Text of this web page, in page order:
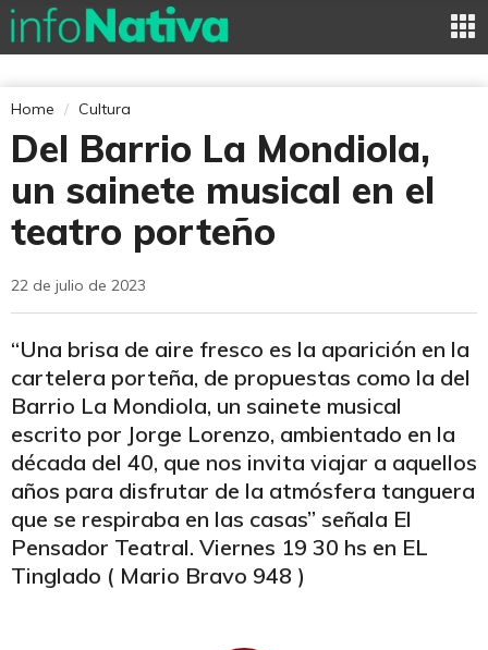
Home Cultura
Del Barrio La Mondiola,
un sainete musical en el
teatro porteño
22 de julio de 2023
“Una brisa de aire fresco es la aparición en la
cartelera porteña, de propuestas como la del
Barrio La Mondiola, un sainete musical
escrito por Jorge Lorenzo, ambientado en la
década del 40, que nos invita viajar a aquellos
años para disfrutar de la atmósfera tanguera
que se respiraba en las casas” señala El
Pensador Teatral. Viernes 19 30 hs en EL
Tinglado ( Mario Bravo 948 )